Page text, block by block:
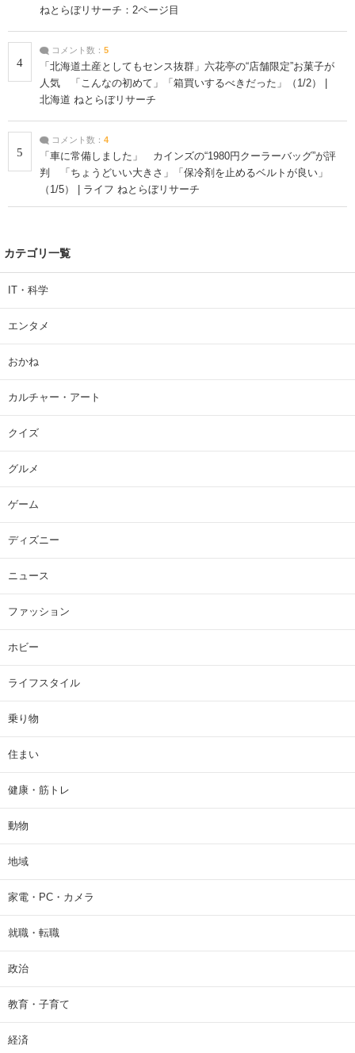
ねとらぼリサーチ：2ページ目
4
コメント数： 5
「北海道土産としてもセンス抜群」六花亭の“店舗限定”お菓子が
人気 「こんなの初めて」「箱買いするべきだった」（1/2） |
北海道 ねとらぼリサーチ
5
コメント数： 4
「車に常備しました」 カインズの“1980円クーラーバッグ”が評
判 「ちょうどいい大きさ」「保冷剤を止めるベルトが良い」
（1/5） | ライフ ねとらぼリサーチ
カテゴリ一覧
IT・科学
エンタメ
おかね
カルチャー・アート
クイズ
グルメ
ゲーム
ディズニー
ニュース
ファッション
ホビー
ライフスタイル
乗り物
住まい
健康・筋トレ
動物
地域
家電・PC・カメラ
就職・転職
政治
教育・子育て
経済